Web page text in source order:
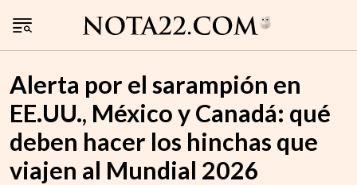
Alerta por el sarampión en
EE.UU., México y Canadá: qué
deben hacer los hinchas que
viajen al Mundial 2026